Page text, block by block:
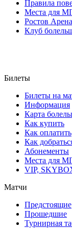
Правила
Места для
Ростов Арена
Клуб
Билеты
Билеты на
Информация
Карта
Как купить
Как оплатить
Как
Абонементы
Места для
VIP,
Матчи
Предстоящие
Прошедшие
Турнирная